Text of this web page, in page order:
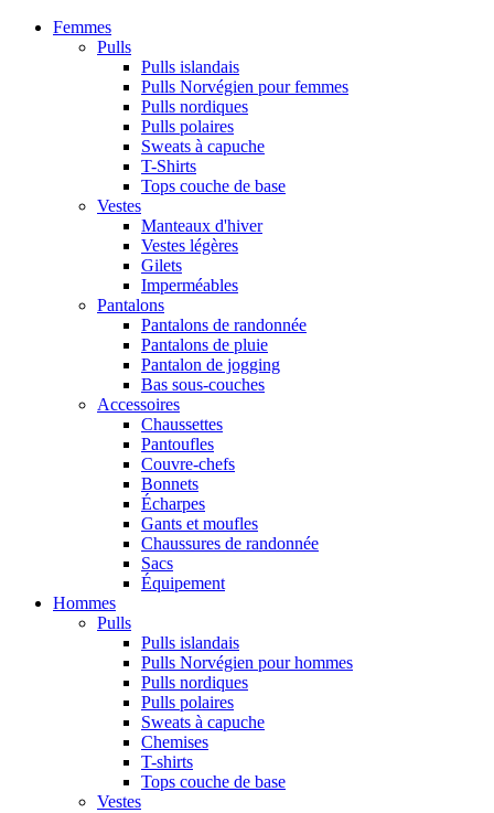
Femmes
Pulls
Pulls islandais
Pulls Norvégien pour femmes
Pulls nordiques
Pulls polaires
Sweats à capuche
T-Shirts
Tops couche de base
Vestes
Manteaux d'hiver
Vestes légères
Gilets
Imperméables
Pantalons
Pantalons de randonnée
Pantalons de pluie
Pantalon de jogging
Bas sous-couches
Accessoires
Chaussettes
Pantoufles
Couvre-chefs
Bonnets
Écharpes
Gants et moufles
Chaussures de randonnée
Sacs
Équipement
Hommes
Pulls
Pulls islandais
Pulls Norvégien pour hommes
Pulls nordiques
Pulls polaires
Sweats à capuche
Chemises
T-shirts
Tops couche de base
Vestes